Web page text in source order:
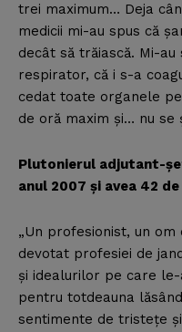
trei maximum… Deja
medicii mi-au spus că
decât să trăiască. Mi-
respirator, că i s-a
cedat toate organele
de oră maxim şi… nu se
Plutonierul adjutant-
anul 2007 şi avea 42 de
„Un profesionist, un
devotat profesiei de
şi idealurilor pe care
pentru totdeauna
sentimente de tristeţe